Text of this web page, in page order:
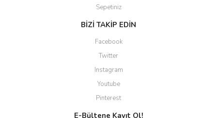
Sepetiniz
BİZİ TAKİP EDİN
Facebook
Twitter
Instagram
Youtube
Pinterest
E-Bültene Kayıt Ol!